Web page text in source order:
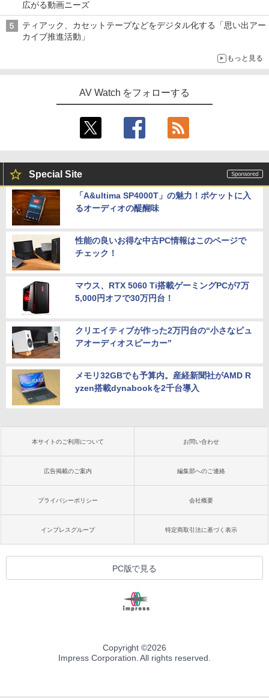
広がる動画ニーズ
ティアック、カセットテープなどをデジタル化する「思い出アー
カイブ推進活動」
もっと見る
AV Watch をフォローする
Special Site
「A&ultima SP4000T」の魅力！ポケットに入
るオーディオの醍醐味
性能の良いお得な中古PC情報はこのページで
チェック！
マウス、RTX 5060 Ti搭載ゲーミングPCが7万
5,000円オフで30万円台！
クリエイティブが作った2万円台の“小さなピュ
アオーディオスピーカー”
メモリ32GBでも予算内。産経新聞社がAMD R
yzen搭載dynabookを2千台導入
本サイトのご利用について お問い合わせ
広告掲載のご案内 編集部へのご連絡
プライバシーポリシー 会社概要
インプレスグループ 特定商取引法に基づく表示
PC版で見る
Copyright ©2026
Impress Corporation. All rights reserved.